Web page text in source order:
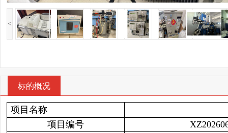
<
标的概况
项目名称
项目编号